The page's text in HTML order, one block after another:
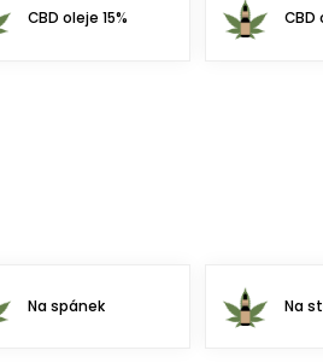
CBD oleje 15% CBD
Na spánek Na